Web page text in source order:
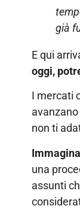
già
E qui
oggi,
I mercati
non ti
una
assunti